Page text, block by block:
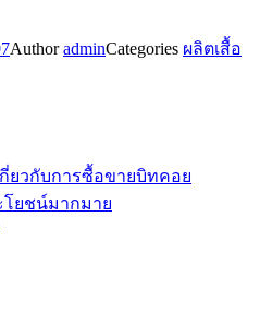
AuthoradminCategories ผลิตเสื้อ
กี่ยวกับการซื้อขายบิทคอย
โยชน์มากมาย